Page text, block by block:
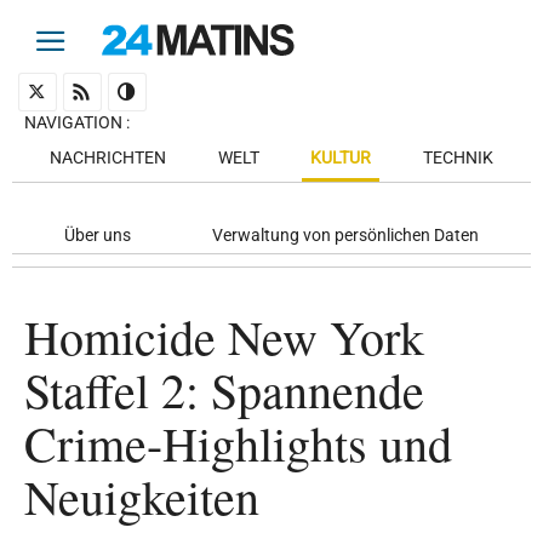
NAVIGATION :
NACHRICHTEN
WELT KULTUR TECHNIK
Über uns Verwaltung von persönlichen Daten
Homicide New York
Staffel 2: Spannende
Crime-Highlights und
Neuigkeiten